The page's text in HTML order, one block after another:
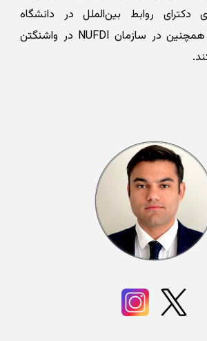
دکترای روابط بین‌الملل در دانشگاه
جرج‌تاون است. او همچنین در سازمان NUFDI در واشنگتن